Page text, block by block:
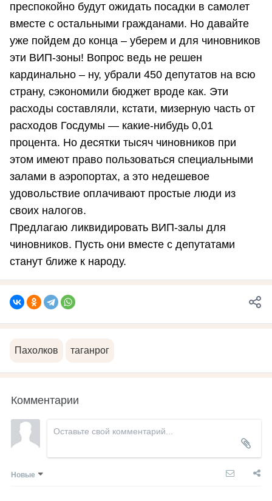
преспокойно будут ожидать посадки в самолет
вместе с остальными гражданами. Но давайте
уже пойдем до конца – уберем и для чиновников
эти ВИП-зоны! Вопрос ведь не решен
кардинально – ну, убрали 450 депутатов на всю
страну, сэкономили бюджет вроде как. Эти
расходы составляли, кстати, мизерную часть от
расходов Госдумы — какие-нибудь 0,01
процента. Но десятки тысяч чиновников при
этом имеют право пользоваться специальными
залами в аэропортах, а это недешевое
удовольствие оплачивают простые люди из
своих налогов.
Предлагаю ликвидировать ВИП-залы для
чиновников. Пусть они вместе с депутатами
станут ближе к народу.
Пахолков таганрог
Комментарии
Новые